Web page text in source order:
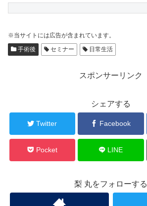
※当サイトには広告が含まれています。
手術後
セミナー 日常生活
スポンサーリンク
シェアする
Twitter Facebook
Pocket LINE
梨 丸をフォローする